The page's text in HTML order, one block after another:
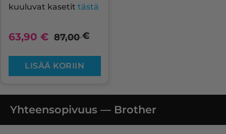
kuuluvat kasetit tästä
63,90 € 87,00€
LISÄÄ KORIIN
Yhteensopivuus — Brother